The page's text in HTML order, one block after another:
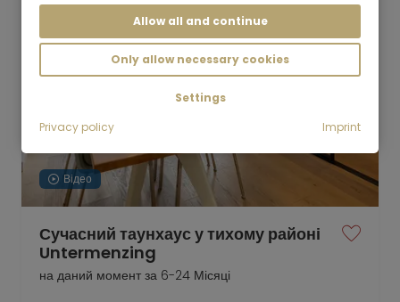
Відео
Сучасний таунхаус у тихому районі
Untermenzing
на даний момент за 6-24 Місяці
Allow all and continue
Only allow necessary cookies
Settings
Privacy policy
Imprint